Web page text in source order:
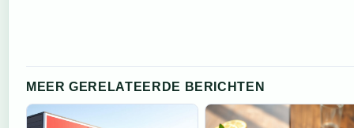
MEER GERELATEERDE BERICHTEN